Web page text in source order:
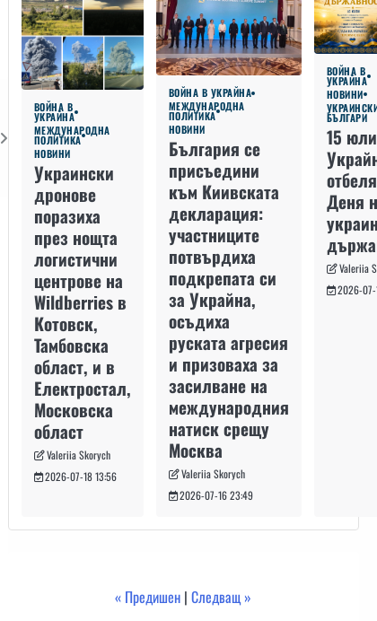
ВОЙНА В
УКРАЙНА
МЕЖДУНАРОДНА
ПОЛИТИКА
НОВИНИ
Украински
дронове
поразиха
през нощта
логистични
центрове на
Wildberries в
Котовск,
Тамбовска
област, и в
Електростал,
Московска
област
Valeriia Skorych
2026-07-18 13:56
ВОЙНА В УКРАЙНА
МЕЖДУНАРОДНА
ПОЛИТИКА
НОВИНИ
България се
присъедини
към Киивската
декларация:
участниците
потвърдиха
подкрепата си
за Украйна,
осъдиха
руската агресия
и призоваха за
засилване на
международния
натиск срещу
Москва
Valeriia Skorych
2026-07-16 23:49
ВОЙНА В
УКРАЙНА
НОВИНИ
БЪЛГАРИ
15
Деня
Valeriia
2026-07-
« Предишен |Следващ »